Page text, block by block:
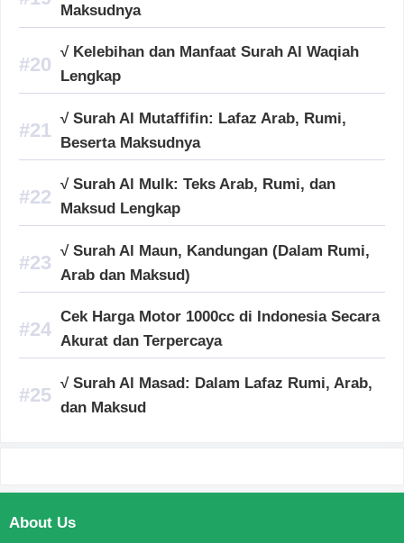
Maksudnya
√ Kelebihan dan Manfaat Surah Al Waqiah
Lengkap
√ Surah Al Mutaffifin: Lafaz Arab, Rumi,
Beserta Maksudnya
√ Surah Al Mulk: Teks Arab, Rumi, dan
Maksud Lengkap
√ Surah Al Maun, Kandungan (Dalam Rumi,
Arab dan Maksud)
Cek Harga Motor 1000cc di Indonesia Secara
Akurat dan Terpercaya
√ Surah Al Masad: Dalam Lafaz Rumi, Arab,
dan Maksud
About Us